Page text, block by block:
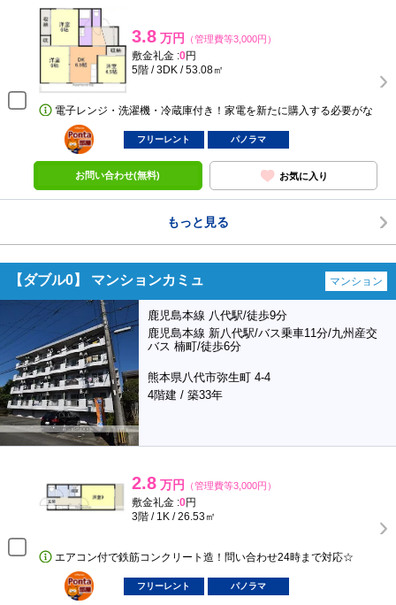
3.8 万円 （管理費等3,000円）
敷金礼金 :0円
5階 / 3DK / 53.08㎡
電子レンジ・洗濯機・冷蔵庫付き！家電を新たに購入する必要がな
ポンタ
部屋
フリーレント パノラマ
お問い合わせ(無料) お気に入り
もっと見る
【ダブル0】 マンションカミュ マンション
鹿児島本線 八代駅/徒歩9分
鹿児島本線 新八代駅/バス乗車11分/九州産交
バス 楠町/徒歩6分
熊本県八代市弥生町 4-4
4階建 / 築33年
2.8 万円 （管理費等3,000円）
敷金礼金 :0円
3階 / 1K / 26.53㎡
エアコン付で鉄筋コンクリート造！問い合わせ24時まで対応☆
ポンタ
部屋
フリーレント パノラマ